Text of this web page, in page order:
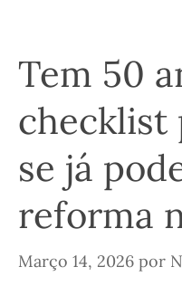
Tem 50
checklist
se já
reforma
Março 14, 2026 por